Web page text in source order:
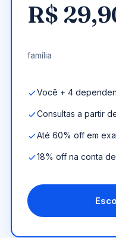
R$
família
Você + 4
Consultas a partir
Até 60% off em
18% off na conta